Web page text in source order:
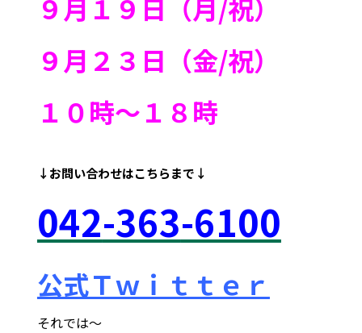
９月１９日（月/祝）
９月２３日（金/祝）
１０時～１８時
↓お問い合わせはこちらまで↓
042-363-6100
公式Ｔｗｉｔｔｅｒ
それでは～